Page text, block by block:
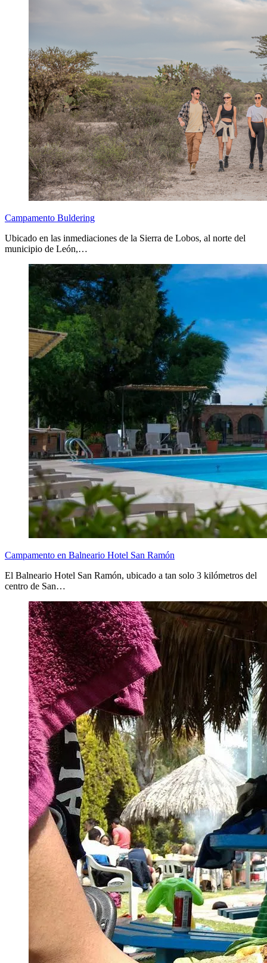
Campamento Buldering
Ubicado en las inmediaciones de la Sierra de Lobos, al norte del
municipio de León,…
Campamento en Balneario Hotel San Ramón
El Balneario Hotel San Ramón, ubicado a tan solo 3 kilómetros del
centro de San…